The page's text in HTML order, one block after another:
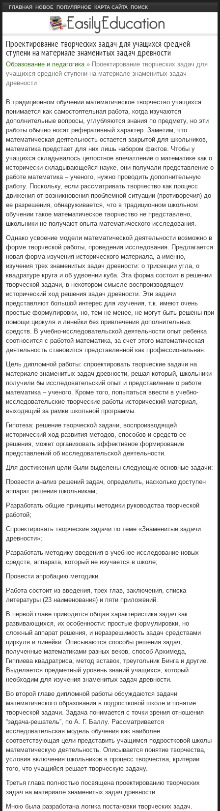
ГЛАВНАЯ НОВОЕ ПОПУЛЯРНОЕ КАРТА САЙТА ПОИСК
Проектирование творческих задач для учащихся средней
ступени на материале знаменитых задач древности
Образование и педагогика » Проектирование творческих задач для
учащихся средней ступени на материале знаменитых задач
древности
В традиционном обучении математическое творчество учащихся
понимается как самостоятельная работа, когда изучаются
дополнительные вопросы, углубляются знания по предмету, но эти
работы обычно носят реферативный характер. Заметим, что
математическая деятельность остается закрытой для школьников,
математика предстает для них лишь набором фактов. Чтобы у
учащихся складывалось целостное впечатление о математике как о
исторически складывающейся науке, они получали представление о
работе математика – ученого, нужно проводить дополнительную
работу. Поскольку, если рассматривать творчество как процесс
движения от возникновения проблемной ситуации (противоречия) до
ее разрешения, обнаруживается, что в традиционном школьном
обучении такое математическое творчество не представлено,
школьники не получают опыта математического исследования.
Однако усвоение модели математической деятельности возможно в
форме творческой работы, проведения исследования. Предлагается
новая форма изучения исторического материала, а именно,
изучения трех знаменитых задач древности: о трисекции угла, о
квадратуре круга и об удвоении куба. Эта форма состоит в решении
творческой задачи, в некотором смысле воспроизводящем
исторический ход решения задач древности. Эти задачи
представляют большой интерес для изучения, т.к. имеют очень
простые формулировки, но, тем не менее, не могут быть решены при
помощи циркуля и линейки без привлечения дополнительных
средств. В учебно-исследовательской деятельности опыт ребенка
соотносится с работой математика, за счет этого математическая
деятельность становится представленной как профессиональная.
Цель дипломной работы: спроектировать творческие задачи на
материале знаменитых задач древности, решая который, школьники
получили бы исследовательский опыт и представление о работе
математика – ученого. Кроме того, попытаться ввести в учебно-
исследовательские творческие работы исторический материал,
выходящий за рамки школьной программы.
Гипотеза: решение творческой задачи, воспроизводящей
исторический ход развития методов, способов и средств ее
решения, может организовать эффективное формирование
представлений об исследовательской деятельности.
Для достижения цели были выделены следующие основные задачи:
Провести анализ решений задач, определить, насколько доступен
аппарат решения школьникам;
Разработать общие принципы методики руководства творческой
работой;
Спроектировать творческие задачи по теме «Знаменитые задачи
древности»;
Разработать методику введения в учебное исследование новых
средств, аппарата, который не изучается в школе;
Провести апробацию методики.
Работа состоит из введения, трех глав, заключения, списка
литературы (23 наименования) и пяти приложений.
В первой главе приводится общая характеристика задач как
развивающихся, их особенности: простые формулировки, но
сложный аппарат решения, и неразрешимость задач средствами
циркуля и линейки. Описываются способы решения задач,
полученные математиками разных веков, способ Архимеда,
Гиппиева квадратриса, метод вставок, треугольник Бинга и другие.
Выделяется предметный уровень знаний учащихся, который
необходим для изучения знаменитых задач древности.
Во второй главе дипломной работы обсуждаются задачи
математического образования в подростковой школе и понятие
творческой задачи. Задача понимается с точки зрения отношения
“задача-решатель”, по А. Г. Баллу. Рассматривается
исследовательская модель обучения как наиболее
соответствующая цели представить учащимся подростковой школы
математическую деятельность. Описывается понятие творчества,
условия включения школьников в процесс творчества, критерии
того, что учащийся решает творческую задачу.
Третья глава полностью посвящена проектированию творческих
задач на материале знаменитых задач древности.
Мною была разработана логика постановки творческих задач.